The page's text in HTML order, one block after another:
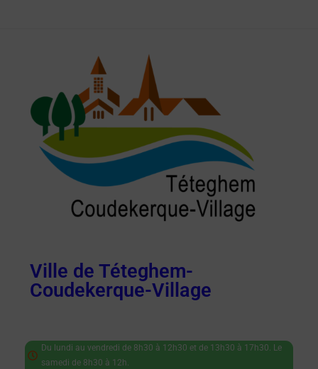
Ville de Téteghem-
Coudekerque-Village
Du lundi au vendredi de 8h30 à 12h30 et de 13h30 à 17h30. Le
samedi de 8h30 à 12h.